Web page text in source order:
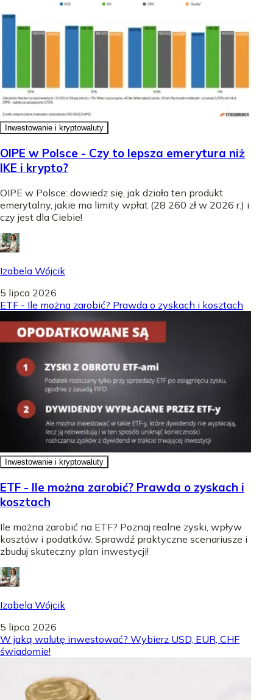
Inwestowanie i kryptowaluty
OIPE w Polsce - Czy to lepsza emerytura niż
IKE i krypto?
OIPE w Polsce: dowiedz się, jak działa ten produkt
emerytalny, jakie ma limity wpłat (28 260 zł w 2026 r.) i
czy jest dla Ciebie!
Izabela Wójcik
5 lipca 2026
ETF - Ile można zarobić? Prawda o zyskach i kosztach
Inwestowanie i kryptowaluty
ETF - Ile można zarobić? Prawda o zyskach i
kosztach
Ile można zarobić na ETF? Poznaj realne zyski, wpływ
kosztów i podatków. Sprawdź praktyczne scenariusze i
zbuduj skuteczny plan inwestycji!
Izabela Wójcik
5 lipca 2026
W jaką walutę inwestować? Wybierz USD, EUR, CHF
świadomie!